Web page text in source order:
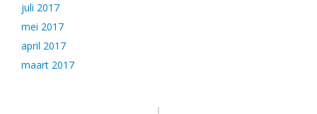
juli 2017
mei 2017
april 2017
maart 2017